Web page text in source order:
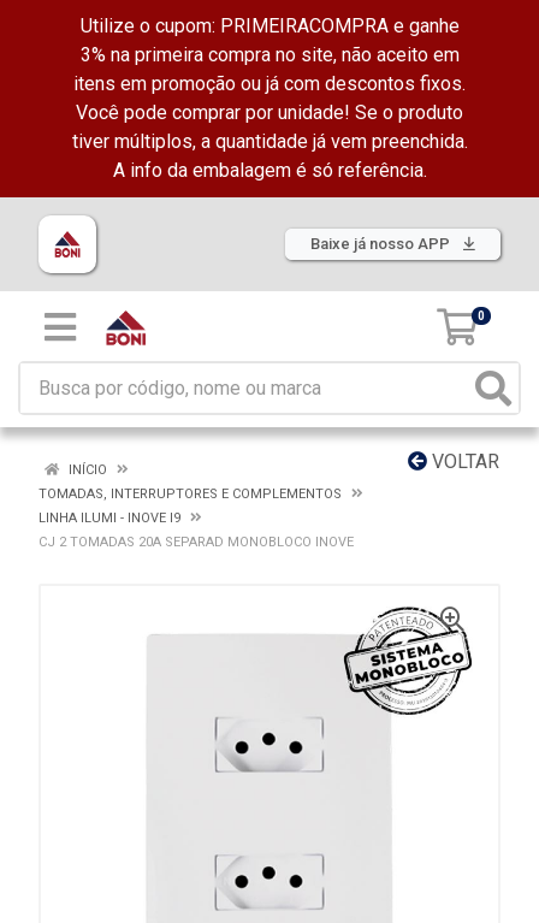
Utilize o cupom: PRIMEIRACOMPRA e ganhe
3% na primeira compra no site, não aceito em
itens em promoção ou já com descontos fixos.
Você pode comprar por unidade! Se o produto
tiver múltiplos, a quantidade já vem preenchida.
A info da embalagem é só referência.
Baixe já nosso APP
0
VOLTAR
INÍCIO
TOMADAS, INTERRUPTORES E COMPLEMENTOS
LINHA ILUMI - INOVE I9
CJ 2 TOMADAS 20A SEPARAD MONOBLOCO INOVE